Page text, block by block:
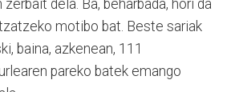
dela. Ba, beharbada, hori da
motibo bat. Beste sariak
baina, azkenean, 111
pareko batek emango